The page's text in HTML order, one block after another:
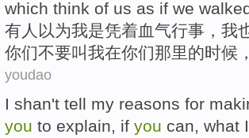
which think of us as if we
有人 以为我是凭着血气行事，我
你们不要叫我在你们那里的时候
youdao
I shan't tell my reasons for
you to explain, if you can, what